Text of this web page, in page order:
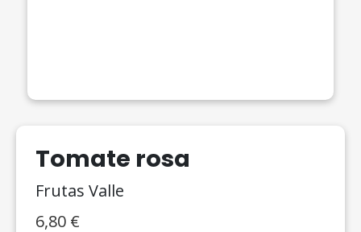
Tomate rosa
Frutas Valle
6,80 €